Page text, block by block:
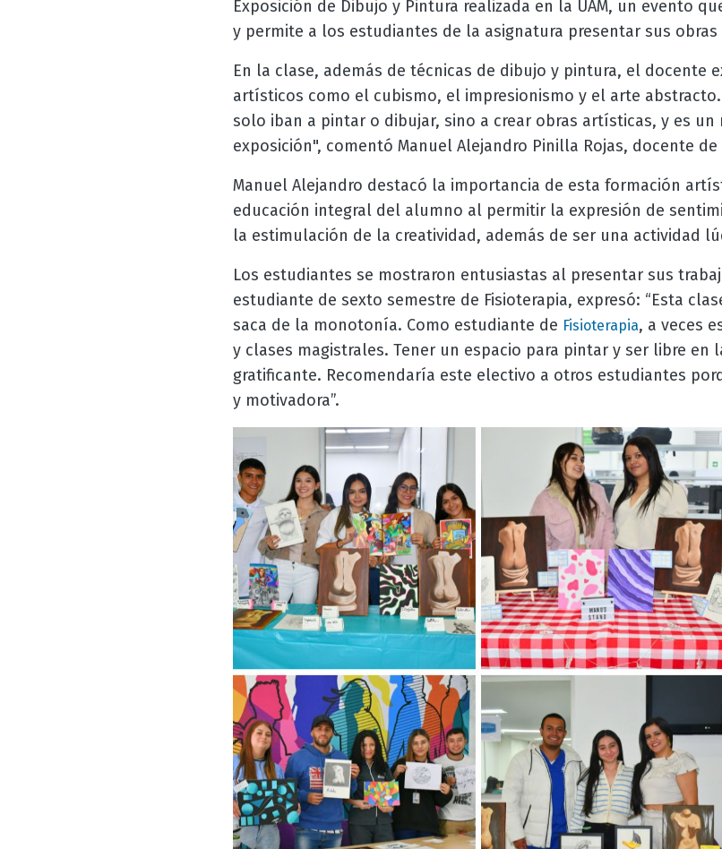
Exposición de Dibujo y Pintura realizada en la UAM, un evento
y permite a los estudiantes de la asignatura presentar sus
En la clase, además de técnicas de dibujo y pintura, el docente
artísticos como el cubismo, el impresionismo y el arte
solo iban a pintar o dibujar, sino a crear obras artísticas, y es
exposición", comentó Manuel Alejandro Pinilla Rojas, docente
Manuel Alejandro destacó la importancia de esta formación
educación integral del alumno al permitir la expresión de
la estimulación de la creatividad, además de ser una actividad
Los estudiantes se mostraron entusiastas al presentar sus
estudiante de sexto semestre de Fisioterapia, expresó: “Esta
saca de la monotonía. Como estudiante de Fisioterapia, a veces
y clases magistrales. Tener un espacio para pintar y ser libre en
gratificante. Recomendaría este electivo a otros estudiantes
y motivadora”.